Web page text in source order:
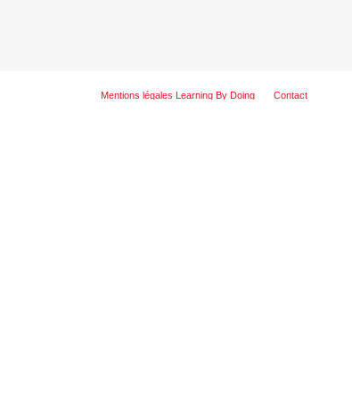
Mentions légales Learning By Doing Contact